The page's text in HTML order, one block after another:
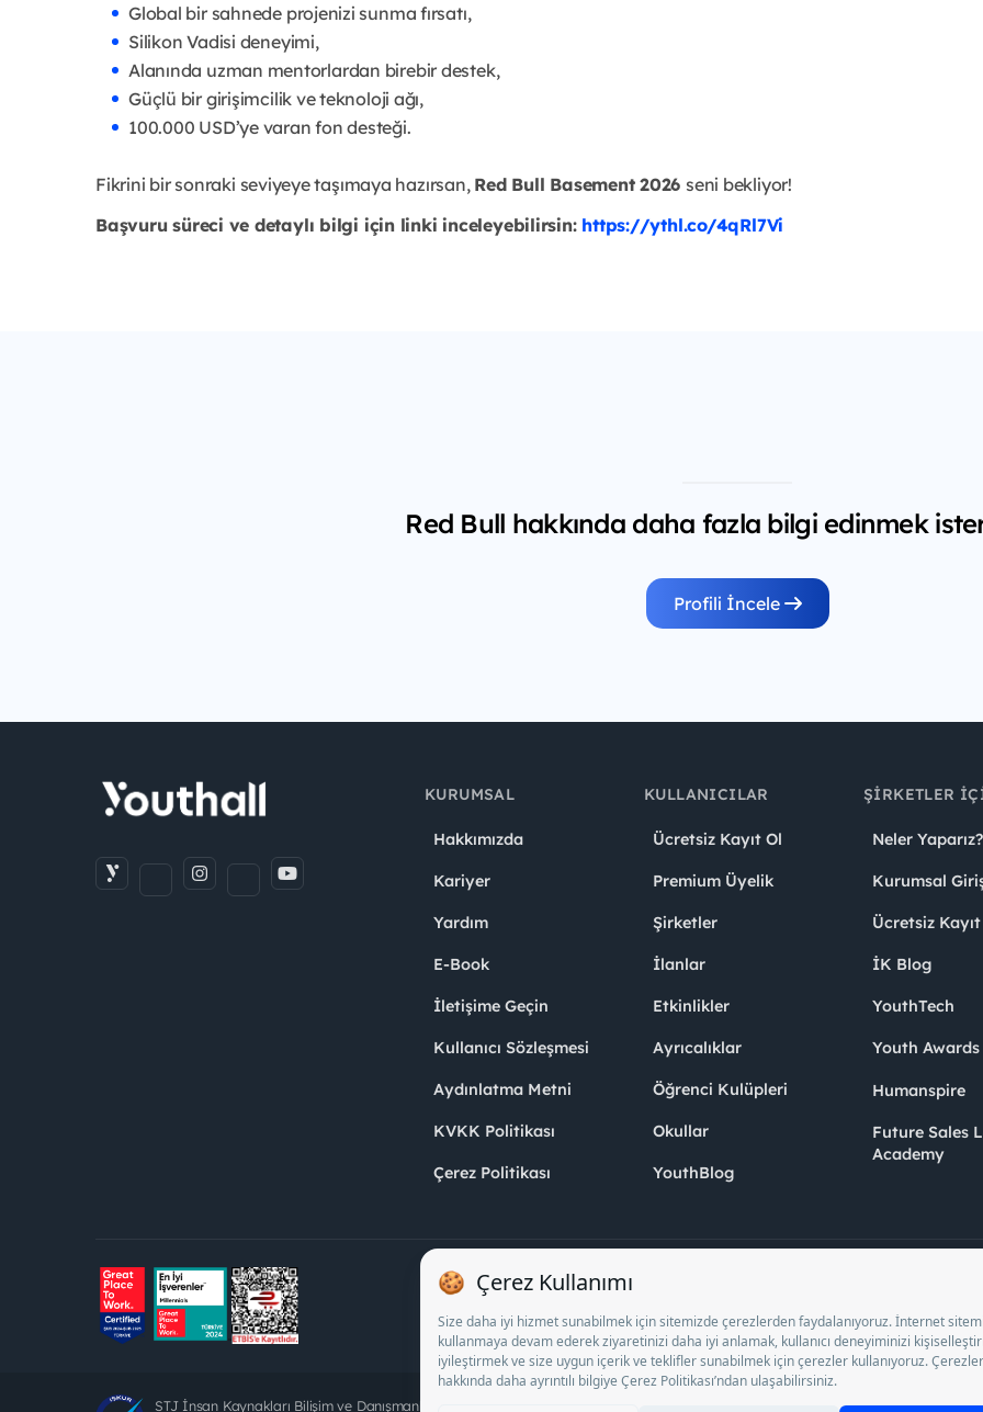
Global bir sahnede projenizi sunma fırsatı,
Silikon Vadisi deneyimi,
Alanında uzman mentorlardan birebir destek,
Güçlü bir girişimcilik ve teknoloji ağı,
100.000 USD’ye varan fon desteği.
Fikrini bir sonraki seviyeye taşımaya hazırsan, Red Bull Basement 2026 seni bekliyor!
Başvuru süreci ve detaylı bilgi için linki inceleyebilirsin: https://ythl.co/4qRl7Vi
Red Bull hakkında daha fazla bilgi edinmek
Profili İncele
KURUMSAL
Hakkımızda
Kariyer
Yardım
E-Book
İletişime Geçin
Kullanıcı Sözleşmesi
Aydınlatma Metni
KVKK Politikası
Çerez Politikası
KULLANICILAR
Ücretsiz Kayıt Ol
Premium Üyelik
Şirketler
İlanlar
Etkinlikler
Ayrıcalıklar
Öğrenci Kulüpleri
Okullar
YouthBlog
ŞIRKETLER
Neler Yaparız?
Kurumsal
Ücretsiz Kayıt
İK Blog
YouthTech
Youth Awards
Humanspire
Future Sales
Academy
STJ İnsan Kaynakları Bilişim ve Danışmanlık A.Ş. Özel İstihdam Bürosu Olarak 13/05/2025 - 12/05/2028 tarihleri arasında